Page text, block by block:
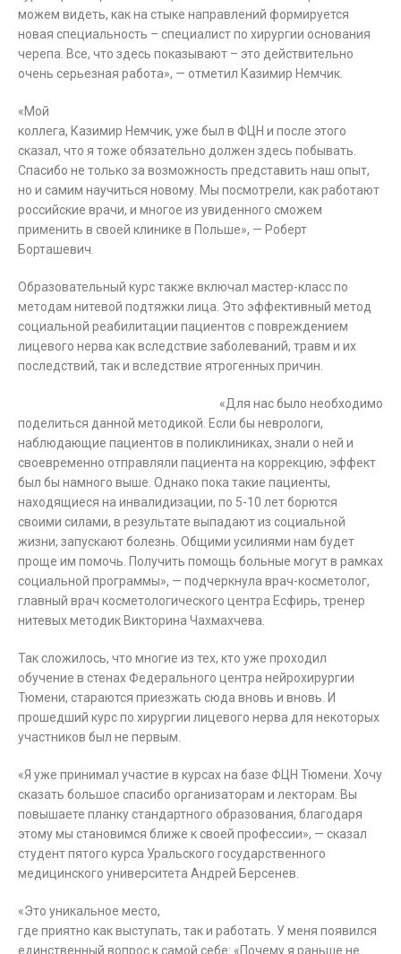
можем видеть, как на стыке направлений формируется
новая специальность – специалист по хирургии основания
черепа. Все, что здесь показывают – это действительно
очень серьезная работа», — отметил Казимир Немчик.
«Мой
коллега, Казимир Немчик, уже был в ФЦН и после этого
сказал, что я тоже обязательно должен здесь побывать.
Спасибо не только за возможность представить наш опыт,
но и самим научиться новому. Мы посмотрели, как работают
российские врачи, и многое из увиденного сможем
применить в своей клинике в Польше», — Роберт
Борташевич.
Образовательный курс также включал мастер-класс по
методам нитевой подтяжки лица. Это эффективный метод
социальной реабилитации пациентов с повреждением
лицевого нерва как вследствие заболеваний, травм и их
последствий, так и вследствие ятрогенных причин.
«Для нас было необходимо
поделиться данной методикой. Если бы неврологи,
наблюдающие пациентов в поликлиниках, знали о ней и
своевременно отправляли пациента на коррекцию, эффект
был бы намного выше. Однако пока такие пациенты,
находящиеся на инвалидизации, по 5-10 лет борются
своими силами, в результате выпадают из социальной
жизни, запускают болезнь. Общими усилиями нам будет
проще им помочь. Получить помощь больные могут в рамках
социальной программы», — подчеркнула врач-косметолог,
главный врач косметологического центра Есфирь, тренер
нитевых методик Викторина Чахмахчева.
Так сложилось, что многие из тех, кто уже проходил
обучение в стенах Федерального центра нейрохирургии
Тюмени, стараются приезжать сюда вновь и вновь. И
прошедший курс по хирургии лицевого нерва для некоторых
участников был не первым.
«Я уже принимал участие в курсах на базе ФЦН Тюмени. Хочу
сказать большое спасибо организаторам и лекторам. Вы
повышаете планку стандартного образования, благодаря
этому мы становимся ближе к своей профессии», — сказал
студент пятого курса Уральского государственного
медицинского университета Андрей Берсенев.
«Это уникальное место,
где приятно как выступать, так и работать. У меня появился
единственный вопрос к самой себе: «Почему я раньше не